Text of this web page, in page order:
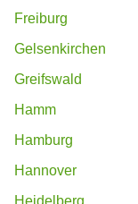
Freiburg
Gelsenkirchen
Greifswald
Hamm
Hamburg
Hannover
Heidelberg